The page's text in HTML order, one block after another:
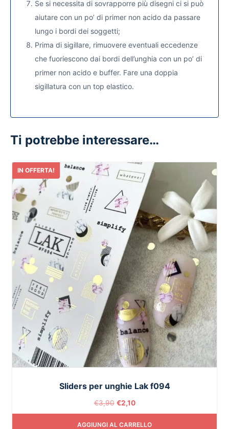
Se si necessita di sovrapporre più disegni ci si può
aiutare con un po’ di primer non acido da passare
lungo i bordi dei soggetti;
Prima di sigillare, rimuovere eventuali eccedenze
che fuoriescono dai bordi dell’unghia con un po’ di
primer non acido e buffer. Fare una doppia
sigillatura con un top elastico.
Ti potrebbe interessare…
IN OFFERTA!
Sliders per unghie Lak f094
€3,90 €2,10
AGGIUNGI AL CARRELLO